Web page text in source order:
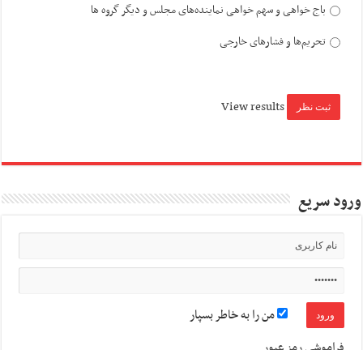
باج خواهی و سهم خواهی نماینده‌های مجلس و دیگر گروه ها
تحریم‌ها و فشارهای خارجی
View results
ورود سریع
من را به خاطر بسپار